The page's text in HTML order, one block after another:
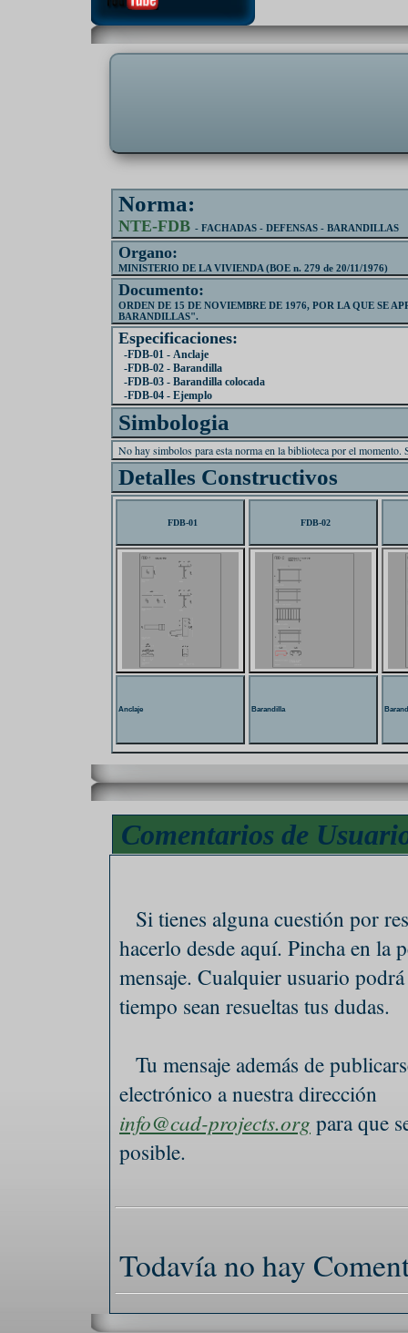
Norma:
NTE-FDB - FACHADAS - DEFENSAS - BARANDILLAS
Organo:
MINISTERIO DE LA VIVIENDA (BOE n. 279 de 20/11/1976)
Documento:
ORDEN DE 15 DE NOVIEMBRE DE 1976, POR LA QUE SE
BARANDILLAS".
Especificaciones:
-FDB-01 - Anclaje
-FDB-02 - Barandilla
-FDB-03 - Barandilla colocada
-FDB-04 - Ejemplo
Simbologia
No hay simbolos para esta norma en la biblioteca por el momento.
Detalles Constructivos
FDB-01
Anclaje
FDB-02
Barandilla
Comentarios de
Si tienes alguna cuestión por
hacerlo desde aquí. Pincha en la
mensaje. Cualquier usuario
tiempo sean resueltas tus dudas.
Tu mensaje además de
electrónico a nuestra dirección
info@cad-projects.org para que
posible.
Todavía no hay